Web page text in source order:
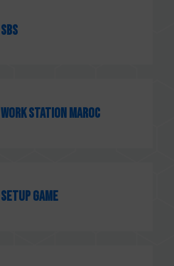
SBS
Work Station Maroc
Setup Game